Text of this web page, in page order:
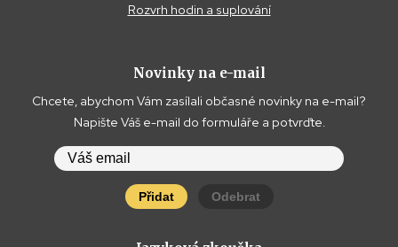
Rozvrh hodin a suplování
Novinky na e-mail
Chcete, abychom Vám zasílali občasné novinky na e-mail?
Napište Váš e-mail do formuláře a potvrďte.
Přidat Odebrat